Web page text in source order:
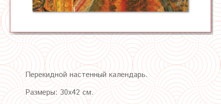
Перекидной настенный календарь.
Размеры: 30х42 см.